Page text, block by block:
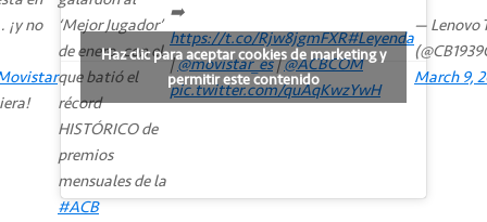
no
‘Mejor Jugador’
de enero, con el
que batió el
récord
HISTÓRICO de
premios
mensuales de la
#ACB
➡️
https://t.co/Rjw8jgmFXR#Leyenda
|@movistar_es|@ACBCOM
pic.twitter.com/quAqKwzYwH
— Lenovo
March 9,
Haz clic para aceptar cookies de marketing y
permitir este contenido